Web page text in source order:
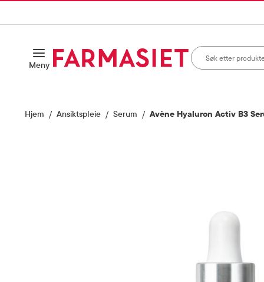
INNHOLD
MenyÅpne
Søk i apotek
Hjem Ansiktspleie Serum Avène Hyaluron Activ B3